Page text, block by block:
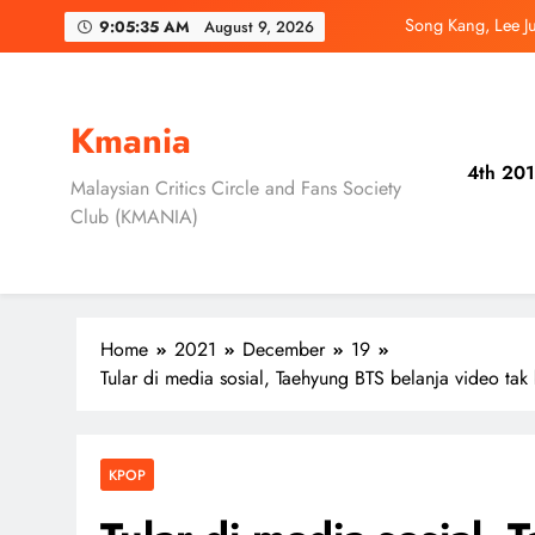
9:05:36 AM August 9, 2026
Song Kang, Lee
Daripada Saingan
Song Kang, Lee
Kmania
Malaysian Critics Circle and Fans Society
Club (KMANIA)
4th
Home 2021 December
19
Tular di media sosial, Taehyung BTS belanja video
KPOP